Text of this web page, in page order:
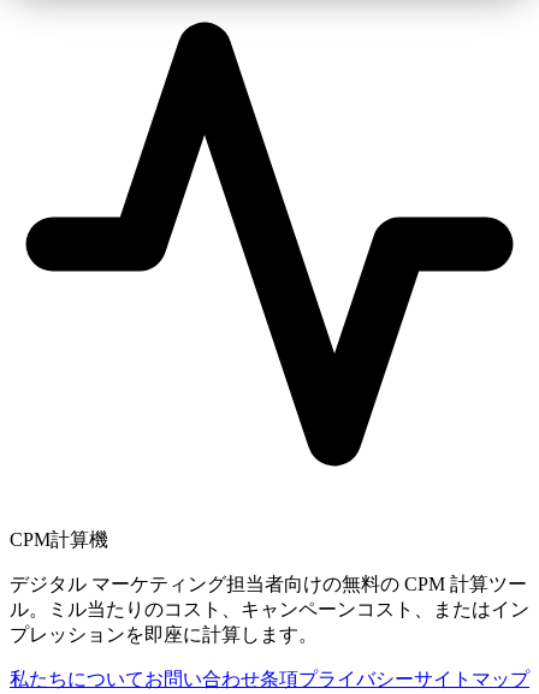
CPM計算機
デジタル マーケティング担当者向けの無料の CPM 計算ツー
ル。ミル当たりのコスト、キャンペーンコスト、またはイン
プレッションを即座に計算します。
私たちについてお問い合わせ条項プライバシーサイトマップ